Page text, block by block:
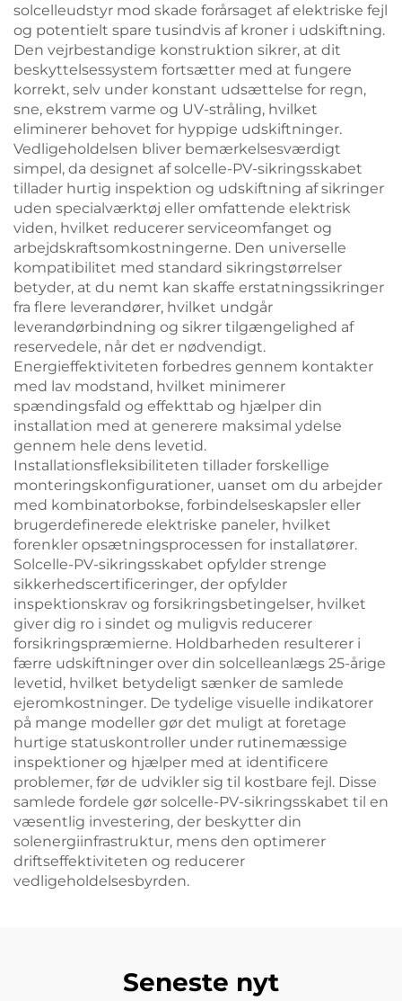
solcelleudstyr mod skade forårsaget af elektriske fejl
og potentielt spare tusindvis af kroner i udskiftning.
Den vejrbestandige konstruktion sikrer, at dit
beskyttelsessystem fortsætter med at fungere
korrekt, selv under konstant udsættelse for regn,
sne, ekstrem varme og UV-stråling, hvilket
eliminerer behovet for hyppige udskiftninger.
Vedligeholdelsen bliver bemærkelsesværdigt
simpel, da designet af solcelle-PV-sikringsskabet
tillader hurtig inspektion og udskiftning af sikringer
uden specialværktøj eller omfattende elektrisk
viden, hvilket reducerer serviceomfanget og
arbejdskraftsomkostningerne. Den universelle
kompatibilitet med standard sikringstørrelser
betyder, at du nemt kan skaffe erstatningssikringer
fra flere leverandører, hvilket undgår
leverandørbindning og sikrer tilgængelighed af
reservedele, når det er nødvendigt.
Energieffektiviteten forbedres gennem kontakter
med lav modstand, hvilket minimerer
spændingsfald og effekttab og hjælper din
installation med at generere maksimal ydelse
gennem hele dens levetid.
Installationsfleksibiliteten tillader forskellige
monteringskonfigurationer, uanset om du arbejder
med kombinatorbokse, forbindelseskapsler eller
brugerdefinerede elektriske paneler, hvilket
forenkler opsætningsprocessen for installatører.
Solcelle-PV-sikringsskabet opfylder strenge
sikkerhedscertificeringer, der opfylder
inspektionskrav og forsikringsbetingelser, hvilket
giver dig ro i sindet og muligvis reducerer
forsikringspræmierne. Holdbarheden resulterer i
færre udskiftninger over din solcelleanlægs 25-årige
levetid, hvilket betydeligt sænker de samlede
ejeromkostninger. De tydelige visuelle indikatorer
på mange modeller gør det muligt at foretage
hurtige statuskontroller under rutinemæssige
inspektioner og hjælper med at identificere
problemer, før de udvikler sig til kostbare fejl. Disse
samlede fordele gør solcelle-PV-sikringsskabet til en
væsentlig investering, der beskytter din
solenergiinfrastruktur, mens den optimerer
driftseffektiviteten og reducerer
vedligeholdelsesbyrden.
Seneste nyt